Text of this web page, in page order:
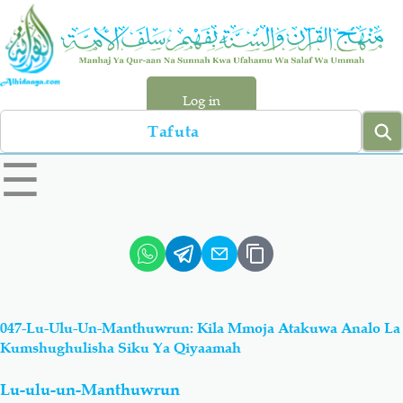
Skip
main
content
Log in
Search
left
sidebar
☰
Hadiyth
Aqiydah Manhaj
Shirki & Kufru
047-Lu-Ulu-Un-Manthuwrun: Kila Mmoja Atakuwa Analo La
Kumshughulisha Siku Ya Qiyaamah
Lu-ulu-un-Manthuwrun